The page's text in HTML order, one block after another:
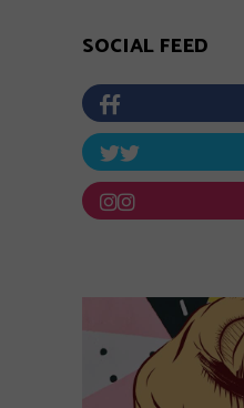
SOCIAL FEED